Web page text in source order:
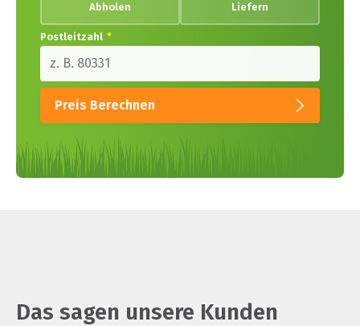
Abholen Liefern
Postleitzahl *
Preis Berechnen
Das sagen unsere Kunden